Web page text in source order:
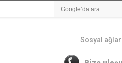
Sosyal ağlar: